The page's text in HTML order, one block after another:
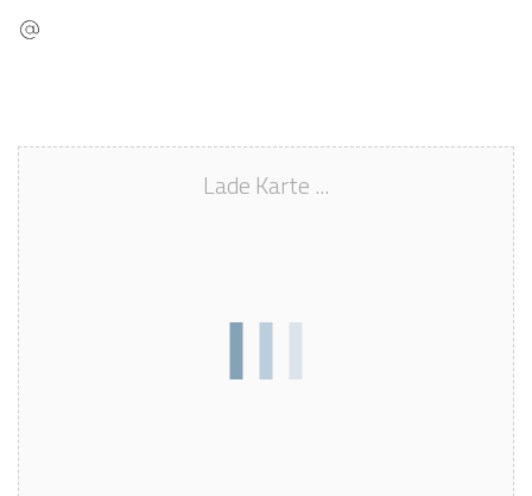
Lade Karte ...